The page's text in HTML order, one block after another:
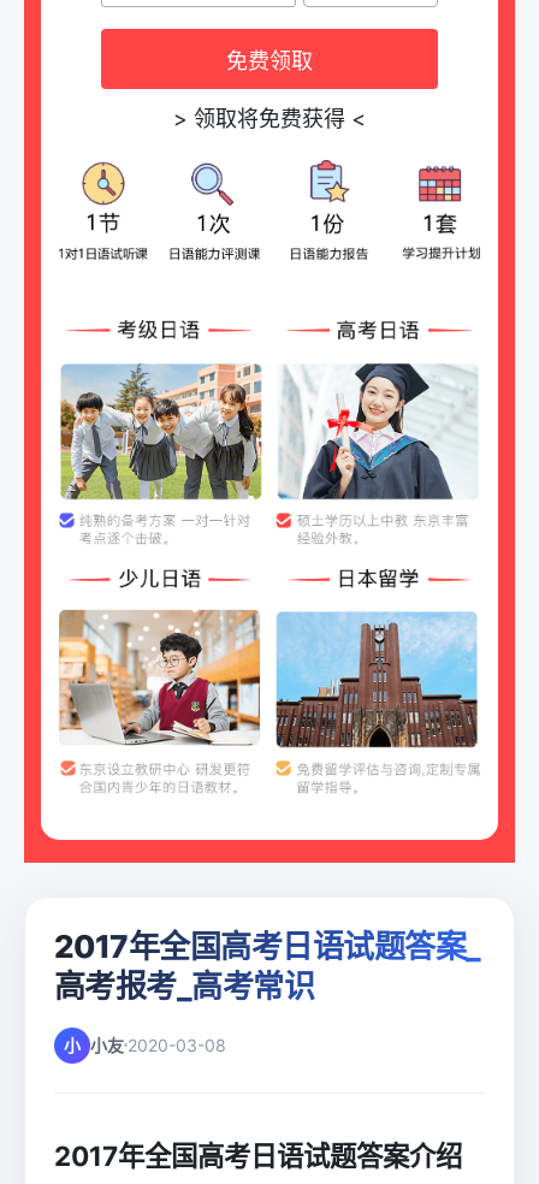
免费领取
> 领取将免费获得 <
2017年全国高考日语试题答案_
高考报考_高考常识
小 小友 2020-03-08
2017年全国高考日语试题答案介绍